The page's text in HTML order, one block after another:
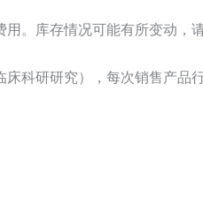
。库存情况可能有所变动，
科研研究），每次销售产品